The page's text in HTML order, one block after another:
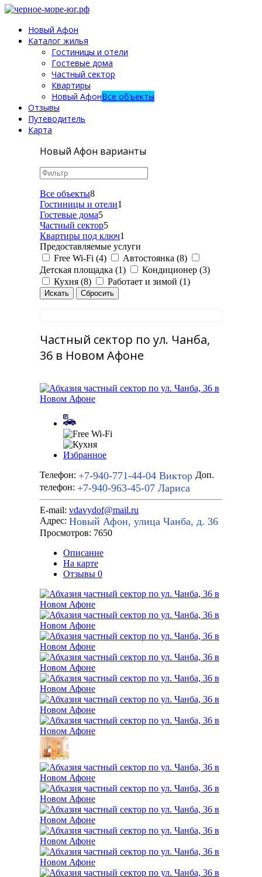
Новый Афон
Каталог жилья
Гостиницы и отели
Гостевые дома
Частный сектор
Квартиры
Новый АфонВсе объекты
Отзывы
Путеводитель
Карта
Новый Афон варианты
Все объекты8
Гостиницы и отели1
Гостевые дома5
Частный сектор5
Квартиры под ключ1
Предоставляемые услуги
Free Wi-Fi (4)
Автостоянка (8)
Детская площадка (1)
Кондиционер (3)
Кухня (8)
Работает и зимой (1)
Частный сектор по ул. Чанба,
36 в Новом Афоне
Избранное
Телефон: +7-940-771-44-04 Виктор Доп.
телефон: +7-940-963-45-07 Лариса
E-mail: vdavydof@mail.ru
Адрес: Новый Афон, улица Чанба, д. 36
Просмотров: 7650
Описание
На карте
Отзывы 0